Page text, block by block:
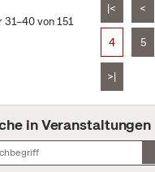
31–40 von 151
|< <
4 5
>|
in Veranstaltungen